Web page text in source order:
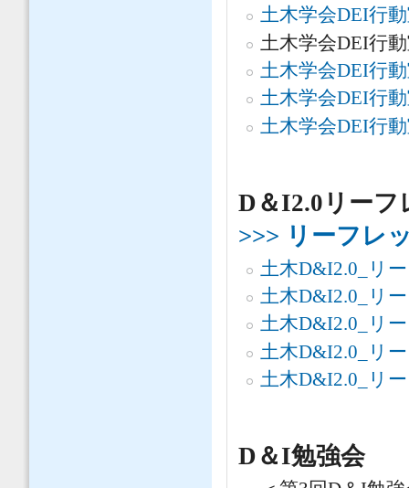
土木学会DEI行
土木学会DEI行
土木学会DEI行
土木学会DEI行
土木学会DEI行
D＆I2.0リーフ
>>> リーフレ
土木D&I2.0_リ
土木D&I2.0_リ
土木D&I2.0_リ
土木D&I2.0_リ
土木D&I2.0_リ
D＆I勉強会